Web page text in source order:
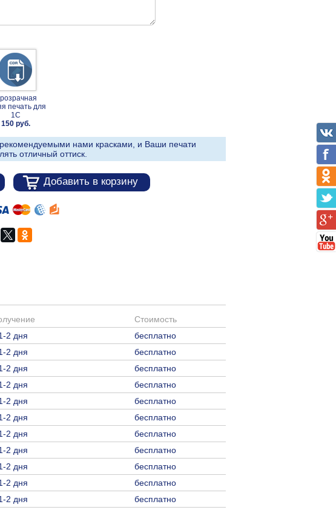
печать для
1С
150 руб.
нами красками, и Ваши печати
отличный оттиск.
Добавить в корзину
Стоимость
2 дня
бесплатно
2 дня
бесплатно
2 дня
бесплатно
2 дня
бесплатно
2 дня
бесплатно
2 дня
бесплатно
2 дня
бесплатно
2 дня
бесплатно
2 дня
бесплатно
2 дня
бесплатно
2 дня
бесплатно